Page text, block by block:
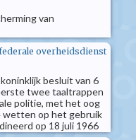
van
overheidsdienst
besluit van 6
twee taaltrappen
politie, met het oog
wetten op het gebruik
op 18 juli 1966